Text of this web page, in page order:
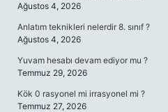
Ağustos 4, 2026
Anlatım teknikleri nelerdir 8. sınıf ?
Ağustos 4, 2026
Yuvam hesabı devam ediyor mu ?
Temmuz 29, 2026
Kök 0 rasyonel mi irrasyonel mi ?
Temmuz 27, 2026